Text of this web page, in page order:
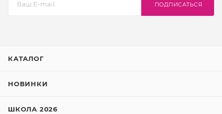
ПОДПИСАТЬСЯ
КАТАЛОГ
НОВИНКИ
ШКОЛА 2026